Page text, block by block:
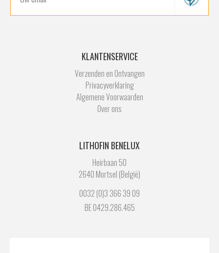
KLANTENSERVICE
Verzenden en Ontvangen
Privacyverklaring
Algemene Voorwaarden
Over ons
LITHOFIN BENELUX
Heirbaan 50
2640 Mortsel (België)
0032 (0)3 366 39 09
BE 0429.286.465